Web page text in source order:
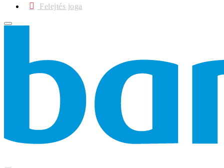
Felejtés joga